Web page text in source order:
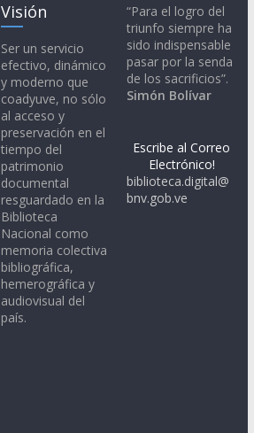
Visión
Ser un servicio
efectivo, dinámico
y moderno que
coadyuve, no sólo
al acceso y
preservación en el
tiempo del
patrimonio
documental
resguardado en la
Biblioteca
Nacional como
memoria colectiva
bibliográfica,
hemerográfica y
audiovisual del
país.
“Para el logro del
triunfo siempre ha
sido indispensable
pasar por la senda
de los sacrificios”.
Simón Bolívar
Escribe al Correo
Electrónico!
biblioteca.digital@
bnv.gob.ve